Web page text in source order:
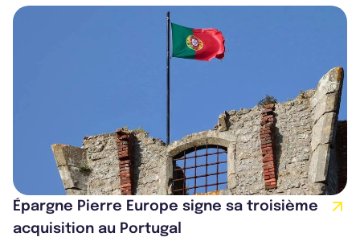
Épargne Pierre Europe signe sa troisième
acquisition au Portugal